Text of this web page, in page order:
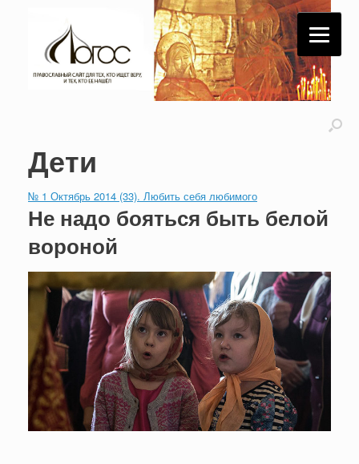
Дети
№ 1 Октябрь 2014 (33). Любить себя любимого
Не надо бояться быть белой
вороной